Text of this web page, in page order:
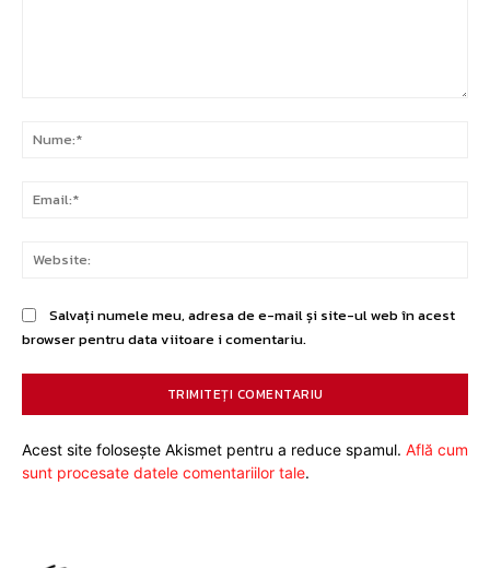
Salvați numele meu, adresa de e-mail și site-ul web în acest
browser pentru data viitoare i comentariu.
Acest site folosește Akismet pentru a reduce spamul. Află cum
sunt procesate datele comentariilor tale.